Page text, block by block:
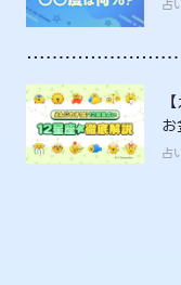
占
底
占